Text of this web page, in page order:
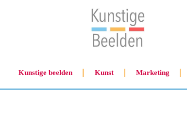
Kunstige beelden Kunst Marketing